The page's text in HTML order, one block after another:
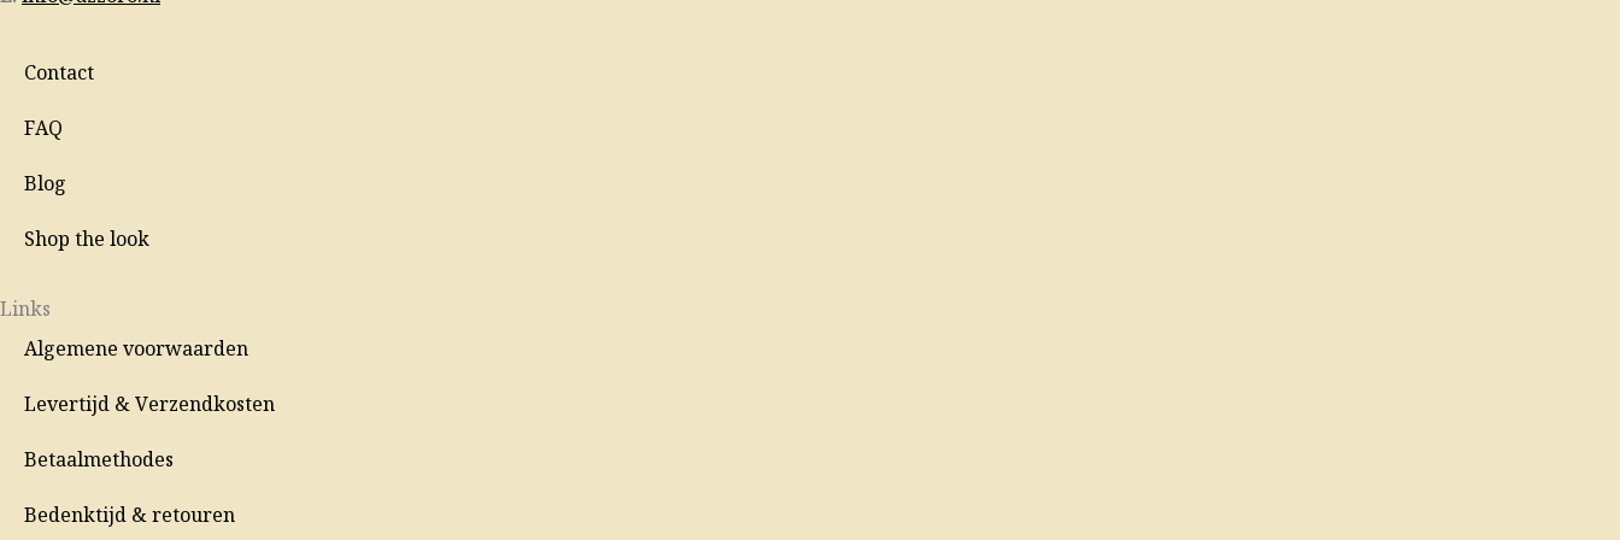
Contact
FAQ
Blog
Shop the look
Links
Algemene voorwaarden
Levertijd & Verzendkosten
Betaalmethodes
Bedenktijd & retouren